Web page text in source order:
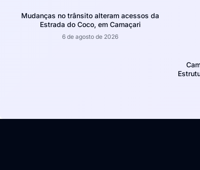
Mudanças no trânsito alteram acessos da
Estrada do Coco, em Camaçari
6 de agosto de 2026